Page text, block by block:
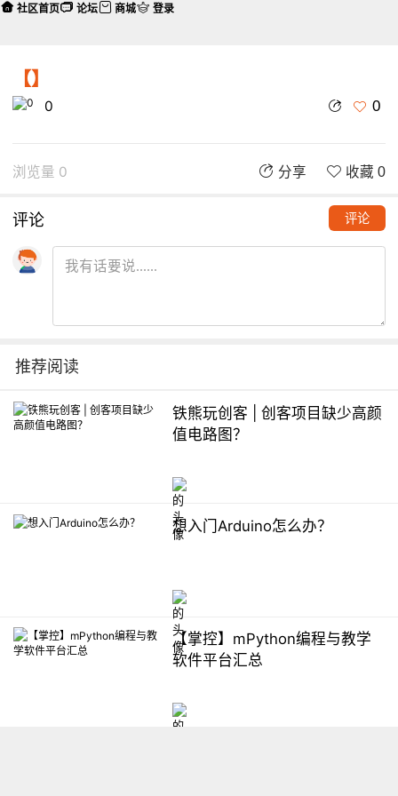
【】
0 0
浏览量 0 分享 收藏 0
评论 评论
推荐阅读
铁熊玩创客 | 创客项目缺少高颜
值电路图？
想入门Arduino怎么办？
【掌控】mPython编程与教学
软件平台汇总
社区首页 论坛 商城 登录